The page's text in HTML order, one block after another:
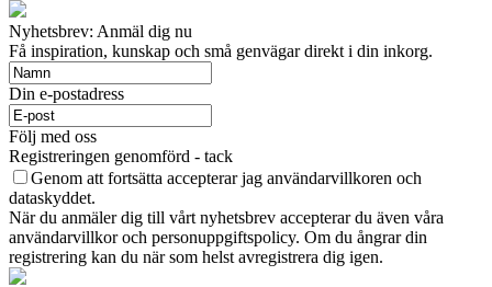
Nyhetsbrev: Anmäl dig nu
Få inspiration, kunskap och små genvägar direkt i din inkorg.
Din e-postadress
Följ med oss
Registreringen genomförd - tack
Genom att fortsätta accepterar jag användarvillkoren och
dataskyddet.
När du anmäler dig till vårt nyhetsbrev accepterar du även våra
användarvillkor och personuppgiftspolicy. Om du ångrar din
registrering kan du när som helst avregistrera dig igen.